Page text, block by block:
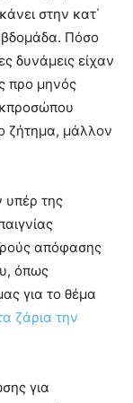
στην κατ΄
Πόσο
δυνάμεις είχαν
προ μηνός
ζήτημα, μάλλον
της
απόφασης
όπως
για το θέμα
ζάρια την
για